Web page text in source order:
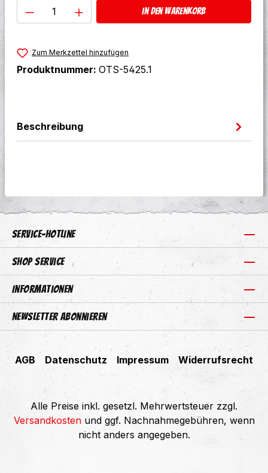
Produkt Anzahl: Gib den
In den Warenkorb
Zum Merkzettel hinzufügen
Produktnummer: OTS-5425.1
Beschreibung
Service-Hotline
Shop Service
Informationen
Newsletter abonnieren
AGB Datenschutz Impressum Widerrufsrecht
Alle Preise inkl. gesetzl. Mehrwertsteuer zzgl.
Versandkostenund ggf. Nachnahmegebühren, wenn
nicht anders angegeben.